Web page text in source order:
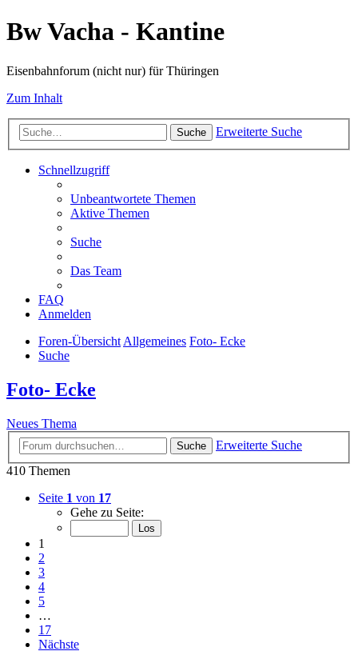
Bw Vacha - Kantine
Eisenbahnforum (nicht nur) für Thüringen
Zum Inhalt
Suche Erweiterte Suche
Schnellzugriff
Unbeantwortete Themen
Aktive Themen
Suche
Das Team
FAQ
Anmelden
Foren-ÜbersichtAllgemeines Foto- Ecke
Suche
Foto- Ecke
Neues Thema
Suche
Erweiterte Suche
410 Themen
Seite 1 von 17
Gehe zu Seite:
1
2
3
4
5
…
17
Nächste